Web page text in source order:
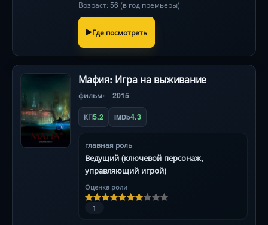
Возраст: 56 (в год премьеры)
Где посмотреть
Мафия: Игра на выживание
фильм 2015
КП5.2 IMDb4.3
главная роль
Ведущий (ключевой персонаж,
управляющий игрой)
Оценка роли
1